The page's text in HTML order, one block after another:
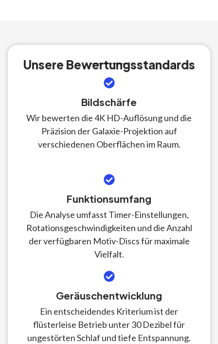
Unsere Bewertungsstandards
Bildschärfe
Wir bewerten die 4K HD-Auflösung und die
Präzision der Galaxie-Projektion auf
verschiedenen Oberflächen im Raum.
Funktionsumfang
Die Analyse umfasst Timer-Einstellungen,
Rotationsgeschwindigkeiten und die Anzahl
der verfügbaren Motiv-Discs für maximale
Vielfalt.
Geräuschentwicklung
Ein entscheidendes Kriterium ist der
flüsterleise Betrieb unter 30 Dezibel für
ungestörten Schlaf und tiefe Entspannung.